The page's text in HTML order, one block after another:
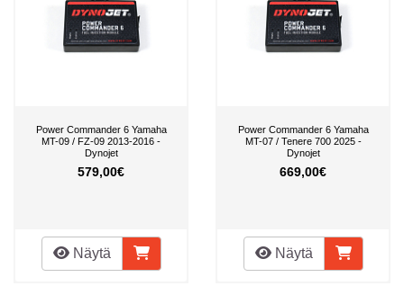
Power Commander 6 Yamaha
MT-09 / FZ-09 2013-2016 -
Dynojet
579,00€
Näytä
Power Commander 6 Yamaha
MT-07 / Tenere 700 2025 -
Dynojet
669,00€
Näytä